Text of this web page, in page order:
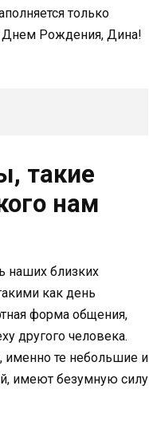
только
Днем Рождения, Дина!
такие
нам
наших близких
как день
форма общения,
другого человека.
именно те небольшие и
имеют безумную силу